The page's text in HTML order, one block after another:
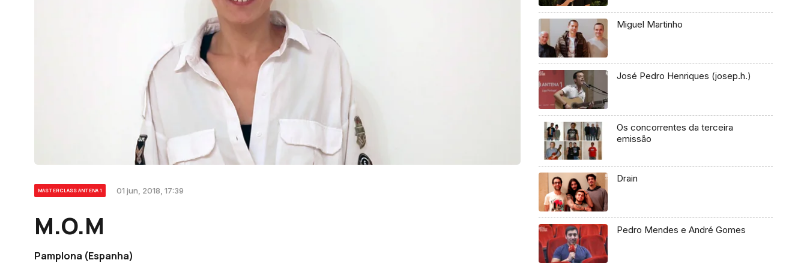
MASTERCLASS ANTENA 1 01 jun, 2018, 17:39
M.O.M
Pamplona (Espanha)
Miguel Martinho
José Pedro Henriques (josep.h.)
Os concorrentes da terceira
emissão
Drain
Pedro Mendes e André Gomes